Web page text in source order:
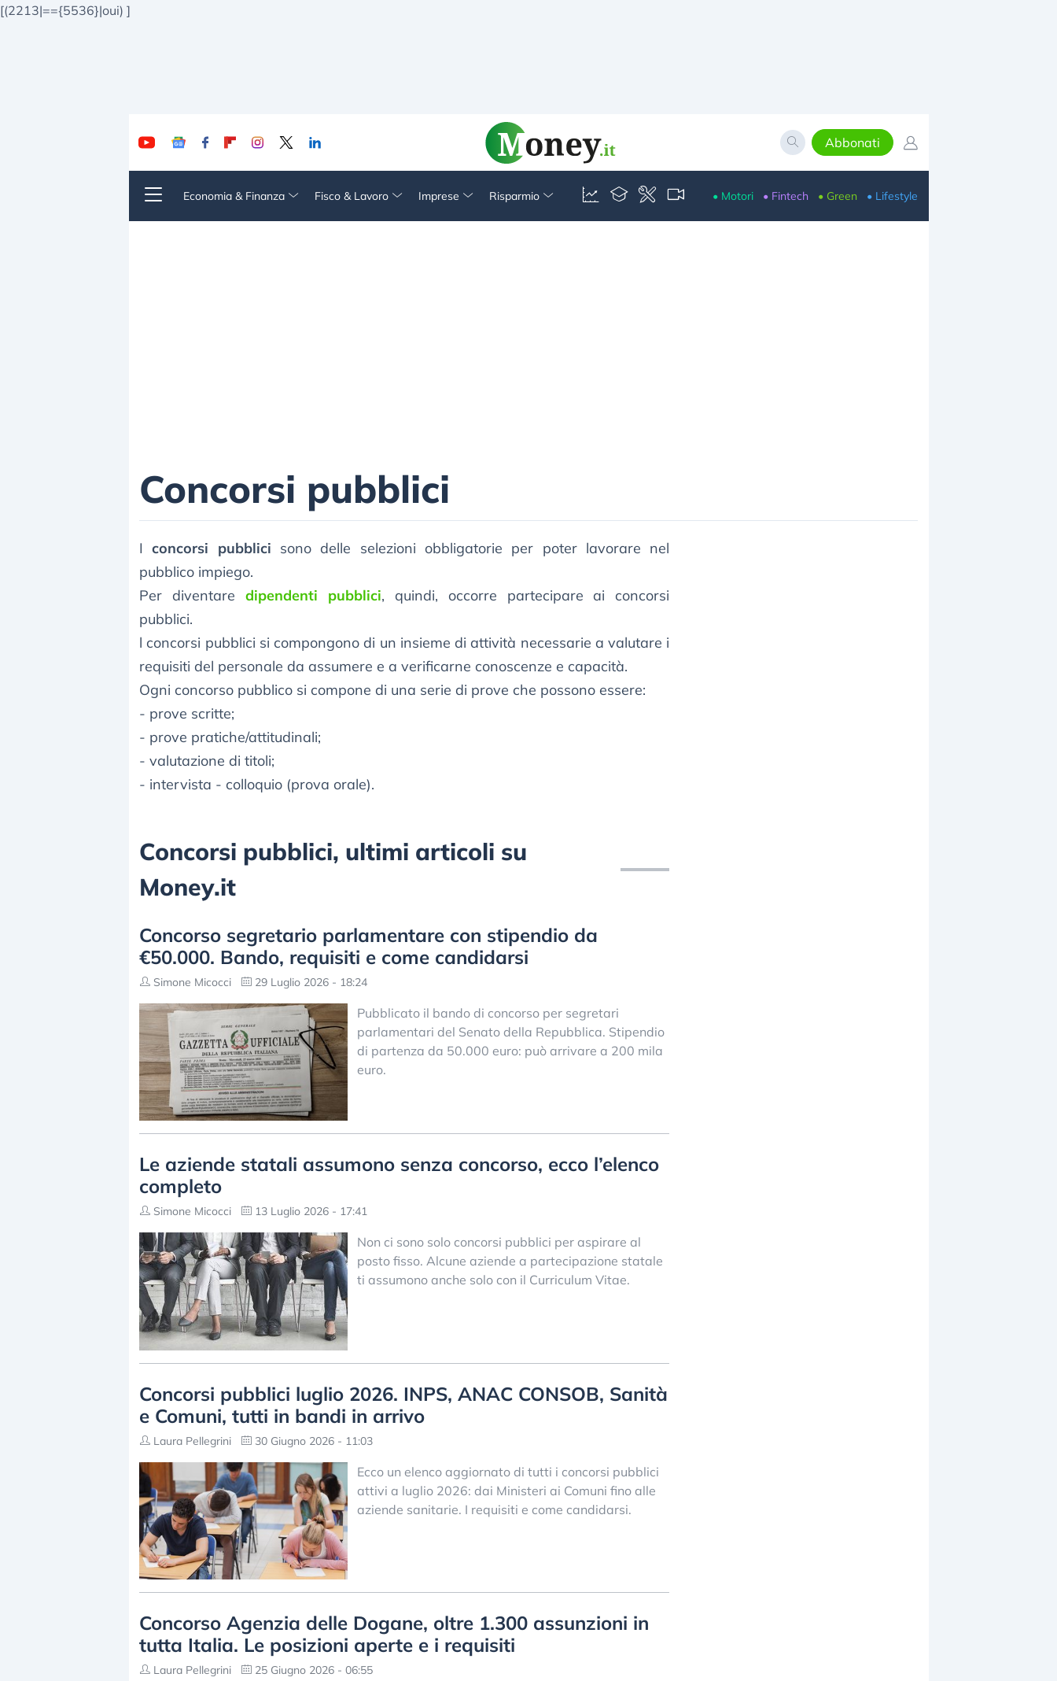
[(2213|=={5536}|oui) ]
Abbonati
Economia & Finanza Fisco & Lavoro Imprese Risparmio • Motori • Fintech • Green • Lifestyle
Concorsi pubblici
Iconcorsi pubblici sono delle selezioni obbligatorie per poter lavorare nel
pubblico impiego.
Per diventare dipendenti pubblici, quindi, occorre partecipare ai concorsi
pubblici.
l concorsi pubblici si compongono di un insieme di attività necessarie a valutare i
requisiti del personale da assumere e a verificarne conoscenze e capacità.
Ogni concorso pubblico si compone di una serie di prove che possono essere:
- prove scritte;
- prove pratiche/attitudinali;
- valutazione di titoli;
- intervista - colloquio (prova orale).
Concorsi pubblici, ultimi articoli su
Money.it
Concorso segretario parlamentare con stipendio da
€50.000. Bando, requisiti e come candidarsi
Simone Micocci 29 Luglio 2026 - 18:24
Pubblicato il bando di concorso per segretari
parlamentari del Senato della Repubblica. Stipendio
di partenza da 50.000 euro: può arrivare a 200 mila
euro.
Le aziende statali assumono senza concorso, ecco l’elenco
completo
Simone Micocci 13 Luglio 2026 - 17:41
Non ci sono solo concorsi pubblici per aspirare al
posto fisso. Alcune aziende a partecipazione statale
ti assumono anche solo con il Curriculum Vitae.
Concorsi pubblici luglio 2026. INPS, ANAC CONSOB, Sanità
e Comuni, tutti in bandi in arrivo
Laura Pellegrini 30 Giugno 2026 - 11:03
Ecco un elenco aggiornato di tutti i concorsi pubblici
attivi a luglio 2026: dai Ministeri ai Comuni fino alle
aziende sanitarie. I requisiti e come candidarsi.
Concorso Agenzia delle Dogane, oltre 1.300 assunzioni in
tutta Italia. Le posizioni aperte e i requisiti
Laura Pellegrini 25 Giugno 2026 - 06:55